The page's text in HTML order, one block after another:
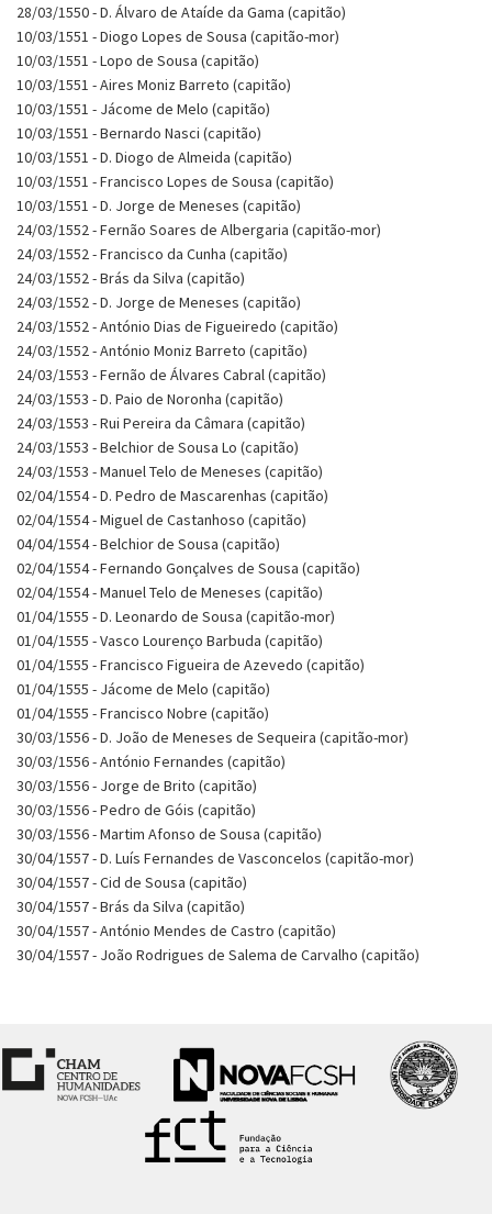
28/03/1550 - D. Álvaro de Ataíde da Gama (capitão)
10/03/1551 - Diogo Lopes de Sousa (capitão-mor)
10/03/1551 - Lopo de Sousa (capitão)
10/03/1551 - Aires Moniz Barreto (capitão)
10/03/1551 - Jácome de Melo (capitão)
10/03/1551 - Bernardo Nasci (capitão)
10/03/1551 - D. Diogo de Almeida (capitão)
10/03/1551 - Francisco Lopes de Sousa (capitão)
10/03/1551 - D. Jorge de Meneses (capitão)
24/03/1552 - Fernão Soares de Albergaria (capitão-mor)
24/03/1552 - Francisco da Cunha (capitão)
24/03/1552 - Brás da Silva (capitão)
24/03/1552 - D. Jorge de Meneses (capitão)
24/03/1552 - António Dias de Figueiredo (capitão)
24/03/1552 - António Moniz Barreto (capitão)
24/03/1553 - Fernão de Álvares Cabral (capitão)
24/03/1553 - D. Paio de Noronha (capitão)
24/03/1553 - Rui Pereira da Câmara (capitão)
24/03/1553 - Belchior de Sousa Lo (capitão)
24/03/1553 - Manuel Telo de Meneses (capitão)
02/04/1554 - D. Pedro de Mascarenhas (capitão)
02/04/1554 - Miguel de Castanhoso (capitão)
04/04/1554 - Belchior de Sousa (capitão)
02/04/1554 - Fernando Gonçalves de Sousa (capitão)
02/04/1554 - Manuel Telo de Meneses (capitão)
01/04/1555 - D. Leonardo de Sousa (capitão-mor)
01/04/1555 - Vasco Lourenço Barbuda (capitão)
01/04/1555 - Francisco Figueira de Azevedo (capitão)
01/04/1555 - Jácome de Melo (capitão)
01/04/1555 - Francisco Nobre (capitão)
30/03/1556 - D. João de Meneses de Sequeira (capitão-mor)
30/03/1556 - António Fernandes (capitão)
30/03/1556 - Jorge de Brito (capitão)
30/03/1556 - Pedro de Góis (capitão)
30/03/1556 - Martim Afonso de Sousa (capitão)
30/04/1557 - D. Luís Fernandes de Vasconcelos (capitão-mor)
30/04/1557 - Cid de Sousa (capitão)
30/04/1557 - Brás da Silva (capitão)
30/04/1557 - António Mendes de Castro (capitão)
30/04/1557 - João Rodrigues de Salema de Carvalho (capitão)